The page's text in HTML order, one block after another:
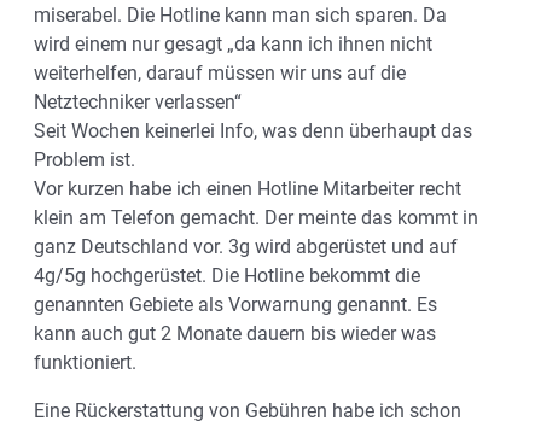
miserabel. Die Hotline kann man sich sparen. Da
wird einem nur gesagt „da kann ich ihnen nicht
weiterhelfen, darauf müssen wir uns auf die
Netztechniker verlassen“
Seit Wochen keinerlei Info, was denn überhaupt das
Problem ist.
Vor kurzen habe ich einen Hotline Mitarbeiter recht
klein am Telefon gemacht. Der meinte das kommt in
ganz Deutschland vor. 3g wird abgerüstet und auf
4g/5g hochgerüstet. Die Hotline bekommt die
genannten Gebiete als Vorwarnung genannt. Es
kann auch gut 2 Monate dauern bis wieder was
funktioniert.
Eine Rückerstattung von Gebühren habe ich schon